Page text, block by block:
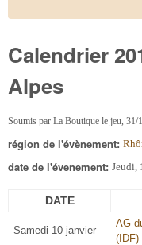
Calendrier
Alpes
Soumis par La Boutique le jeu, 31/
région de l'évènement:
date de l'évenement: Jeudi,
DATE
Samedi 10 janvier
AG
(IDF)